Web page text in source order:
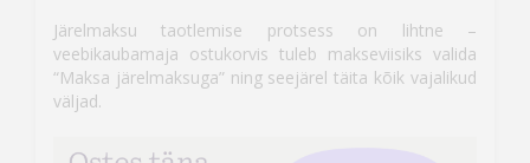
Järelmaksu taotlemise protsess on lihtne –
veebikaubamaja ostukorvis tuleb makseviisiks valida
“Maksa järelmaksuga” ning seejärel täita kõik vajalikud
väljad.